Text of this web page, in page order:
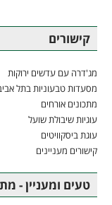
קישורים
מג'דרה עם עדשים ירוקות
מסעדות טבעוניות בתל
מתכונים אורחים
עוגיות שיבולת שועל
עוגת ביסקוויטים
קישורים מעניינים
טעים ומעניין -